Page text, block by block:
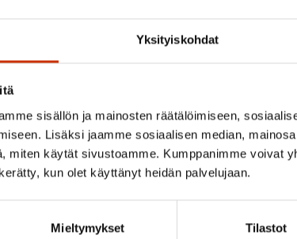
Yksityiskohdat
sisällön ja mainosten räätälöimiseen,
Lisäksi jaamme sosiaalisen median,
miten käytät sivustoamme. Kumppanimme voivat
kun olet käyttänyt heidän palvelujaan.
Mieltymykset Tilastot
ja kevään
katsaus
puheenjohtaja
tuhansien työehdot